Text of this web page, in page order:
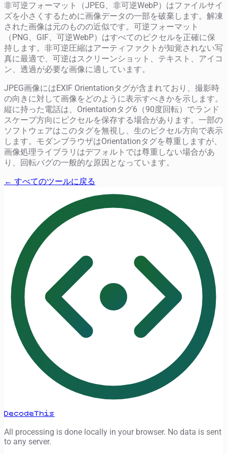
非可逆フォーマット（JPEG、非可逆WebP）はファイルサイ
ズを小さくするために画像データの一部を破棄します。解凍
された画像は元のものの近似です。可逆フォーマット
（PNG、GIF、可逆WebP）はすべてのピクセルを正確に保
持します。非可逆圧縮はアーティファクトが知覚されない写
真に最適で、可逆はスクリーンショット、テキスト、アイコ
ン、透過が必要な画像に適しています。
JPEG画像にはEXIF Orientationタグが含まれており、撮影時
の向きに対して画像をどのように表示すべきかを示します。
縦に持った電話は、Orientationタグ6（90度回転）でランド
スケープ方向にピクセルを保存する場合があります。一部の
ソフトウェアはこのタグを無視し、生のピクセル方向で表示
します。モダンブラウザはOrientationタグを尊重しますが、
画像処理ライブラリはデフォルトでは尊重しない場合があ
り、回転バグの一般的な原因となっています。
← すべてのツールに戻る
DecodeThis
All processing is done locally in your browser. No data is sent
to any server.